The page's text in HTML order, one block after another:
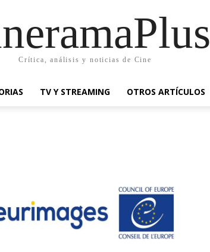
Crítica, análisis y noticias de Cine
TV Y STREAMING OTROS ARTÍCULOS